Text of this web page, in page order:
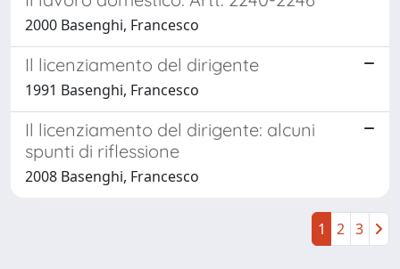
2000 Basenghi, Francesco
Il licenziamento del dirigente
1991 Basenghi, Francesco
Il licenziamento del dirigente: alcuni
spunti di riflessione
2008 Basenghi, Francesco
1 2 3